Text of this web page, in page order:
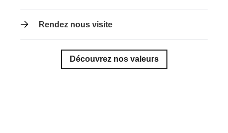
Rendez nous visite
Découvrez nos valeurs